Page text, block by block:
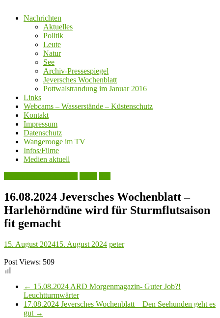
Nachrichten
Aktuelles
Politik
Leute
Natur
See
Archiv-Pressespiegel
Jeversches Wochenblatt
Pottwalstrandung im Januar 2016
Links
Webcams – Wasserstände – Küstenschutz
Kontakt
Impressum
Datenschutz
Wangerooge im TV
Infos/Filme
Medien aktuell
16.08.2024 Jeversches Wochenblatt –
Harlehörndüne wird für Sturmflutsaison
fit gemacht
15. August 202415. August 2024 peter
Post Views: 509
← 15.08.2024 ARD Morgenmagazin- Guter Job?!
Leuchtturmwärter
17.08.2024 Jeversches Wochenblatt – Den Seehunden geht es
gut →